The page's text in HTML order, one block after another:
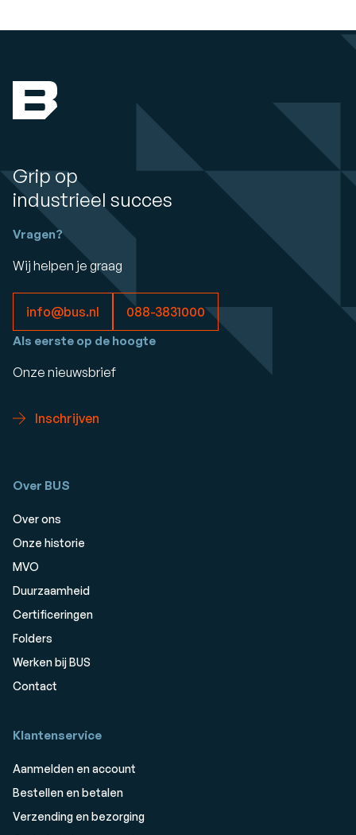
Grip op
industrieel succes
Vragen?
Wij helpen je graag
info@bus.nl 088-3831000
Als eerste op de hoogte
Onze nieuwsbrief
Inschrijven
Over BUS
Over ons
Onze historie
MVO
Duurzaamheid
Certificeringen
Folders
Werken bij BUS
Contact
Klantenservice
Aanmelden en account
Bestellen en betalen
Verzending en bezorging